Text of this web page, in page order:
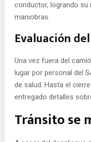
conductor, logrando
maniobras.
Evaluación
Una vez fuera del
lugar por personal del
de salud. Hasta el
entregado detalles
Tránsito se